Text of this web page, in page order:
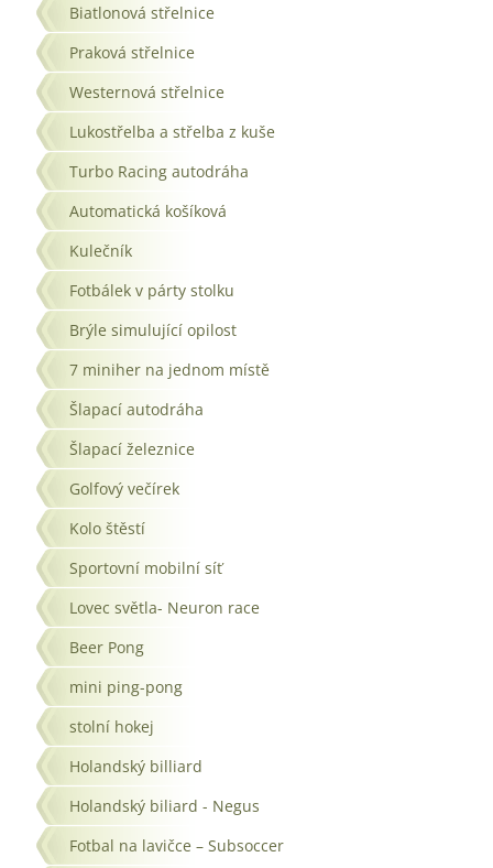
Biatlonová střelnice
Praková střelnice
Westernová střelnice
Lukostřelba a střelba z kuše
Turbo Racing autodráha
Automatická košíková
Kulečník
Fotbálek v párty stolku
Brýle simulující opilost
7 miniher na jednom místě
Šlapací autodráha
Šlapací železnice
Golfový večírek
Kolo štěstí
Sportovní mobilní síť
Lovec světla- Neuron race
Beer Pong
mini ping-pong
stolní hokej
Holandský billiard
Holandský biliard - Negus
Fotbal na lavičce – Subsoccer